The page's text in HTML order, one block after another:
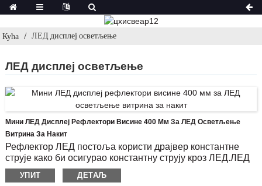
Кућа ЛЕД дисплеј осветљење
ЛЕД дисплеј осветљење
Мини ЛЕД Дисплеј Рефлектори Висине 400 Мм За ЛЕД Осветљење
Витрина За Накит
Рефлектор ЛЕД постоља користи драјвер константне
струје како би осигурао константну струју кроз ЛЕД.ЛЕД
стојећи рефлектори се обично користе за стаклене
витрине са светлом, као што је осветљење екрана за
УПИТ ДЕТАЉ